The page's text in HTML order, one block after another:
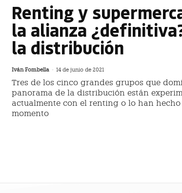
Renting y
la alianza
la distribución
Iván Fombella - 14 de junio de 2021
Tres de los cinco grandes grupos que
panorama de la distribución están
actualmente con el renting o lo han
momento